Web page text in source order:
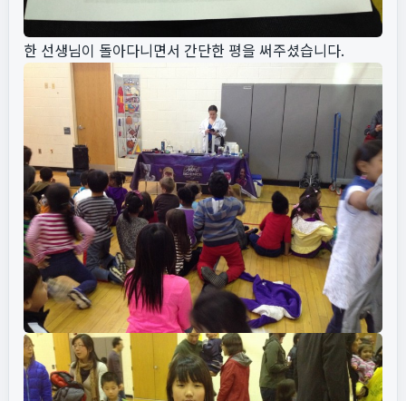
한 선생님이 돌아다니면서 간단한 평을 써주셨습니다.